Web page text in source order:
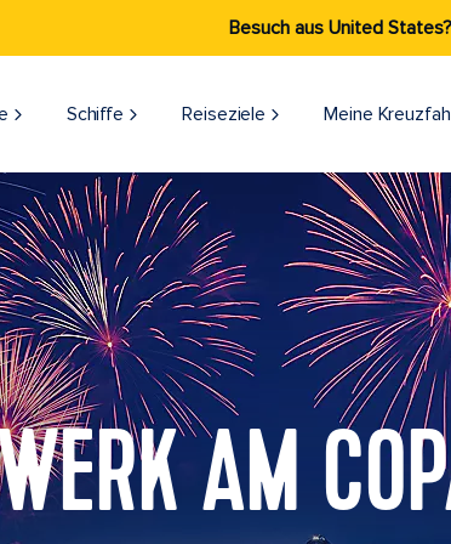
Besuch aus United States?
Schiffe Reiseziele​ Meine
AM